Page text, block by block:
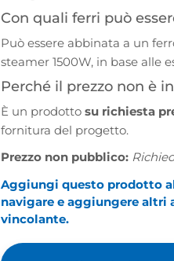
Con quali ferri può
Può essere abbinata a un
steamer 1500W, in base alle
Perché il prezzo non è
È un prodottosu richiesta
fornitura del progetto.
Prezzo non pubblico:
Aggiungi questo prodotto
navigare e aggiungere altri
vincolante.